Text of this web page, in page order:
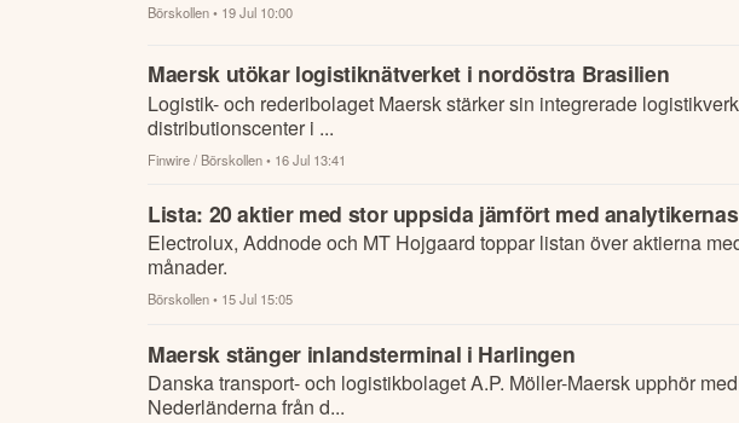
Börskollen• 19 Jul 10:00
Maersk utökar logistiknätverket i nordöstra Brasilien
Logistik- och rederibolaget Maersk stärker sin integrerade
distributionscenter i ...
Finwire / Börskollen• 16 Jul 13:41
Lista: 20 aktier med stor uppsida jämfört med
Electrolux, Addnode och MT Hojgaard toppar listan över aktierna
månader.
Börskollen• 15 Jul 15:05
Maersk stänger inlandsterminal i Harlingen
Danska transport- och logistikbolaget A.P. Möller-Maersk upphör med verksamheten vid inlandsterminalen HOV Harlingen i
Nederländerna från d...